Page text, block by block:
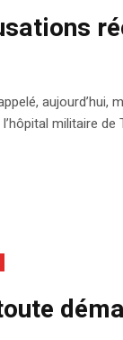
aujourd’hui,
militaire